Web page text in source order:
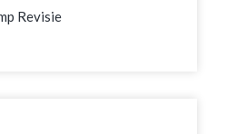
Revisie